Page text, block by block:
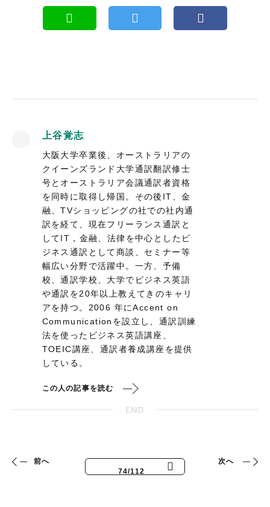
上谷覚志
大阪大学卒業後、オーストラリアの
クイーンズランド大学通訳翻訳修士
号とオーストラリア会議通訳者資格
を同時に取得し帰国。その後IT、金
融、TVショッピングの社での社内通
訳を経て、現在フリーランス通訳と
してIT，金融、法律を中心としたビ
ジネス通訳として商談、セミナー等
幅広い分野で活躍中。一方、予備
校、通訳学校、大学でビジネス英語
や通訳を20年以上教えてきのキャリ
アを持つ。2006 年にAccent on
Communicationを設立し、通訳訓練
法を使ったビジネス英語講座、
TOEIC講座、通訳者養成講座を提供
している。
この人の記事を読む
END
74/112
前へ 次へ